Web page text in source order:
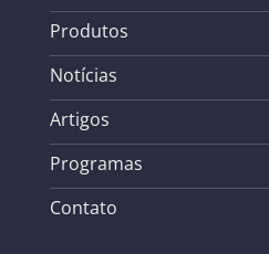
Produtos
Notícias
Artigos
Programas
Contato